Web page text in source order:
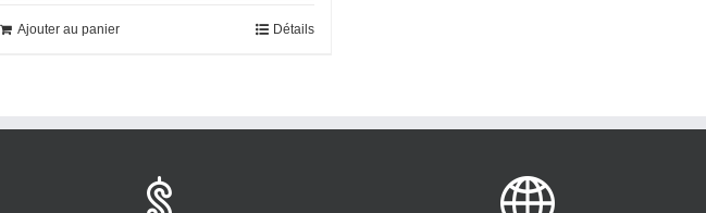
Ajouter au panier Détails